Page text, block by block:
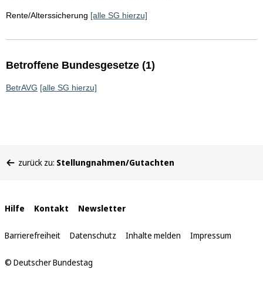
Rente/Alterssicherung [alle SG hierzu]
Betroffene Bundesgesetze (1)
BetrAVG [alle SG hierzu]
befinden
zurück zu: Stellungnahmen/Gutachten
Interne
Links
Hilfe Kontakt Newsletter
Barrierefreiheit Datenschutz Inhalte melden Impressum
© Deutscher Bundestag